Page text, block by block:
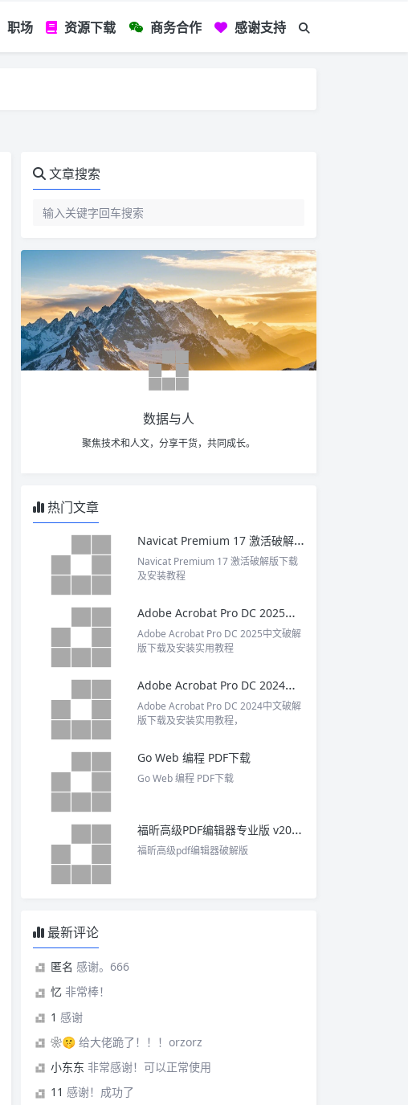
职场 资源下载 商务合作 感谢支持
文章搜索
数据与人
聚焦技术和人文，分享干货，共同成长。
热门文章
Navicat Premium 17 激活破解版下载及安装教程
Navicat Premium 17 激活破解版下载
及安装教程
Adobe Acrobat Pro DC 2025中文破解版下载及安装实用教程
Adobe Acrobat Pro DC 2025中文破解
版下载及安装实用教程
Adobe Acrobat Pro DC 2024中文破解版下载及安装实用教程
Adobe Acrobat Pro DC 2024中文破解
版下载及安装实用教程，
Go Web 编程 PDF下载
Go Web 编程 PDF下载
福昕高级PDF编辑器专业版 v2025 中文激活版
福昕高级pdf编辑器破解版
最新评论
匿名 感谢。666
忆 非常棒！
1 感谢
❀🤫 给大佬跪了！！！orzorz
小东东 非常感谢！可以正常使用
11 感谢！成功了